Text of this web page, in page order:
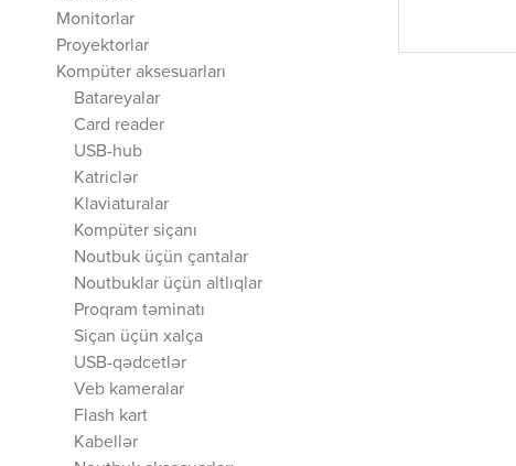
Monitorlar
Proyektorlar
Kompüter aksesuarları
Batareyalar
Card reader
USB-hub
Katriclər
Klaviaturalar
Kompüter siçanı
Noutbuk üçün çantalar
Noutbuklar üçün altlıqlar
Proqram təminatı
Siçan üçün xalça
USB-qədcetlər
Veb kameralar
Flash kart
Kabellər